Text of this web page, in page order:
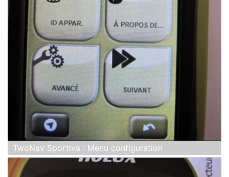
TwoNav Sportiva : Menu configuration